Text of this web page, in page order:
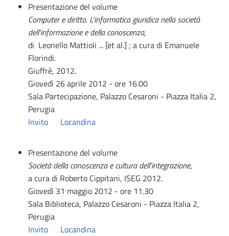
Presentazione del volume
Computer e diritto. L'informatica giuridica nella società
dell'informazione e della conoscenza,
di Leonello Mattioli ... [et al.] ; a cura di Emanuele
Florindi.
Giuffrè, 2012.
Giovedì 26 aprile 2012 - ore 16.00
Sala Partecipazione, Palazzo Cesaroni - Piazza Italia 2,
Perugia
Invito
Locandina
Presentazione del volume
Società della conoscenza e cultura dell'integrazione,
a cura di Roberto Cippitani, ISEG 2012.
Giovedì 31 maggio 2012 - ore 11.30
Sala Biblioteca, Palazzo Cesaroni - Piazza Italia 2,
Perugia
Invito
Locandina